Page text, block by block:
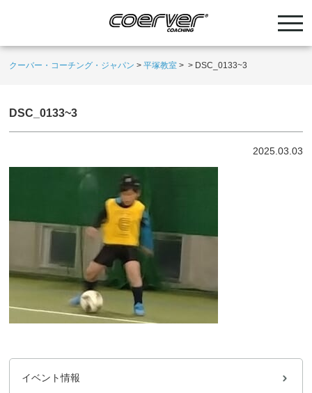
クーバー・コーチング・ジャパン >平塚教室 > > DSC_0133~3
DSC_0133~3
2025.03.03
イベント情報